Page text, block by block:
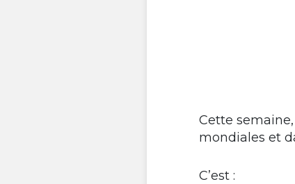
Cette
mondiales et
C’est :